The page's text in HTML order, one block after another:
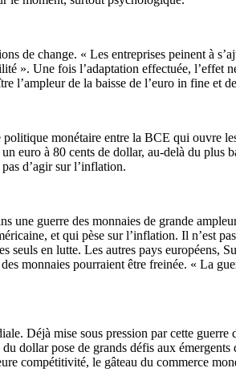
de change. « Les entreprises peinent à
». Une fois l’adaptation effectuée, l’effet
l’ampleur de la baisse de l’euro in fine et
monétaire entre la BCE qui ouvre
euro à 80 cents de dollar, au-delà du plus
d’agir sur l’inflation.
une guerre des monnaies de grande
et qui pèse sur l’inflation. Il n’est
en lutte. Les autres pays européens,
monnaies pourraient être freinée. « La
Déjà mise sous pression par cette
dollar pose de grands défis aux
compétitivité, le gâteau du commerce